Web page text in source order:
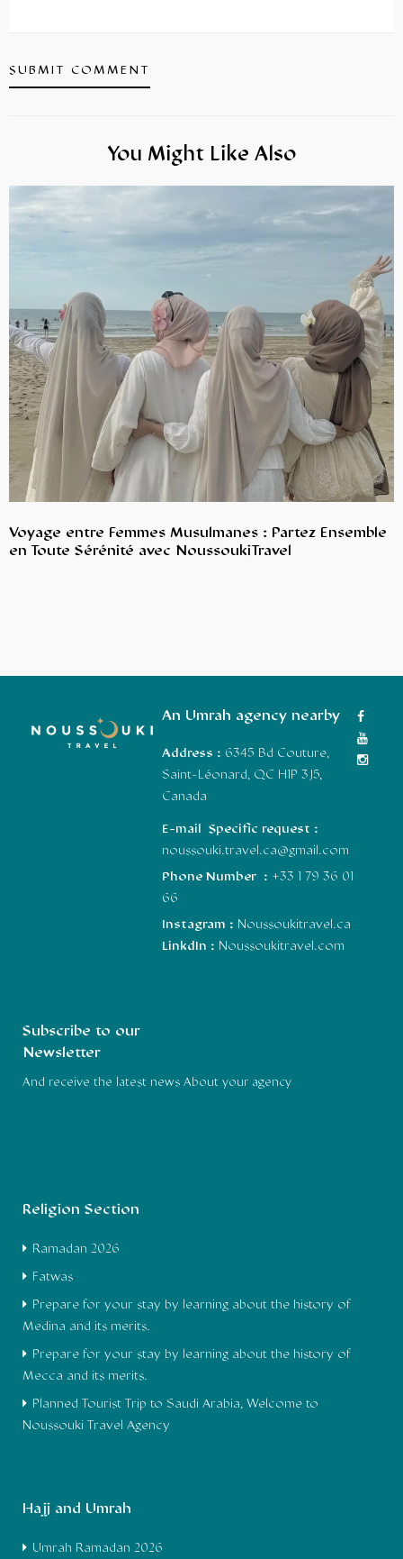
You Might Like Also
Voyage entre Femmes Musulmanes : Partez Ensemble
en Toute Sérénité avec NoussoukiTravel
An Umrah agency nearby
Address : 6345 Bd Couture,
Saint-Léonard, QC H1P 3J5,
Canada
E-mail Specific request :
noussouki.travel.ca@gmail.com
Phone Number : +33 1 79 36 01
66
Instagram : Noussoukitravel.ca
LinkdIn : Noussoukitravel.com
Subscribe to our
Newsletter
And receive the latest news About your agency
Religion Section
Ramadan 2026
Fatwas
Prepare for your stay by learning about the history of
Medina and its merits.
Prepare for your stay by learning about the history of
Mecca and its merits.
Planned Tourist Trip to Saudi Arabia, Welcome to
Noussouki Travel Agency
Hajj and Umrah
Umrah Ramadan 2026